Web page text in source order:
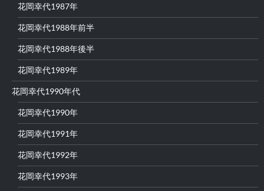
花岡幸代1987年
花岡幸代1988年前半
花岡幸代1988年後半
花岡幸代1989年
花岡幸代1990年代
花岡幸代1990年
花岡幸代1991年
花岡幸代1992年
花岡幸代1993年